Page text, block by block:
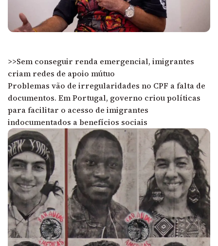
>>Sem conseguir renda emergencial, imigrantes
criam redes de apoio mútuo
Problemas vão de irregularidades no CPF a falta de
documentos. Em Portugal, governo criou políticas
para facilitar o acesso de imigrantes
indocumentados a benefícios sociais